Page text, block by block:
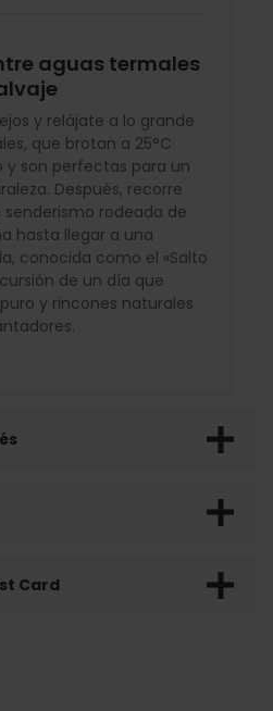
aguas termales
y relájate a lo grande
que brotan a 25°C
son perfectas para un
Después, recorre
rodeada de
hasta llegar a una
conocida como el «Salto
de un día que
y rincones naturales
Card